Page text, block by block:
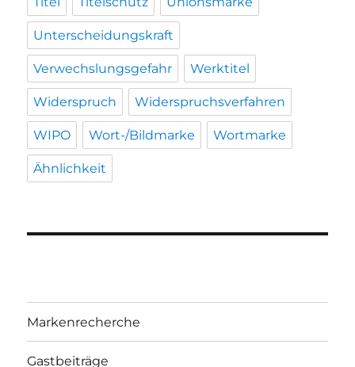
Unterscheidungskraft
Verwechslungsgefahr Werktitel
Widerspruch Widerspruchsverfahren
WIPO Wort-/Bildmarke Wortmarke
Ähnlichkeit
Markenrecherche
Gastbeiträge